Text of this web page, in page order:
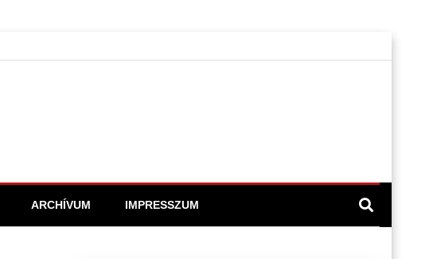
ARCHÍVUM IMPRESSZUM